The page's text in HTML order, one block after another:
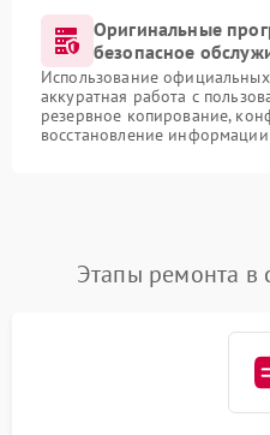
Оригинальные
безопасное
Использование
аккуратная работа с
резервное копирование,
восстановление
Этапы ремонта в